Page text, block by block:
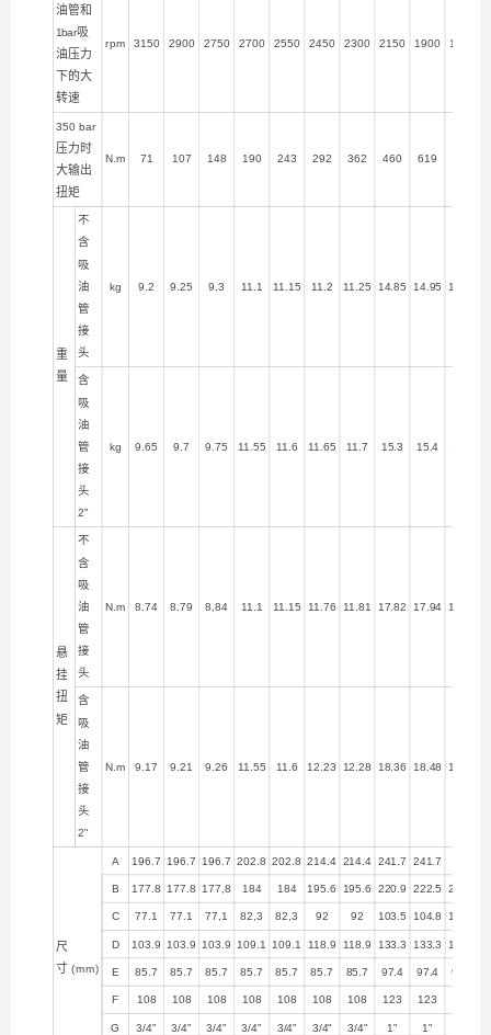
油管和
1bar吸
油压力
下的大
转速
rpm 3150 2900 2750 2700 2550 2450 2300 2150 1900 1750
350 bar
压力时
大输出
扭矩
N.m 71 107 148 190 243 292 362 460 619
重
量
不
含
吸
油
管
接
头
kg 9.2 9.25 9.3 11.1 11.15 11.2 11.25 14.85 14.95 15.35
含
吸
油
管
接
头
2"
kg 9.65 9.7 9.75 11.55 11.6 11.65 11.7 15.3 15.4
悬
挂
扭
矩
不
含
吸
油
管
接
头
N.m 8.74 8.79 8,84 11.1 11.15 11.76 11.81 17.82 17.94 18.73
含
吸
油
管
接
头
2"
N.m 9.17 9.21 9.26 11.55 11.6 12.23 12.28 18.36 18.48 19.28
尺
寸 (mm)
A 196.7 196.7 196.7 202.8 202.8 214.4 214.4 241.7 241.7
B 177.8 177.8 177,8 184 184 195.6 195.6 220.9 222.5 224.8
C 77.1 77.1 77,1 82,3 82,3 92 92 103.5 104.8 106.7
D 103.9 103.9 103.9 109.1 109.1 118.9 118.9 133.3 133.3 135.2
E 85.7 85.7 85.7 85.7 85.7 85.7 85.7 97.4 97.4 97.4
F 108 108 108 108 108 108 108 123 123
G 3/4" 3/4" 3/4" 3/4" 3/4" 3/4" 3/4" 1" 1"